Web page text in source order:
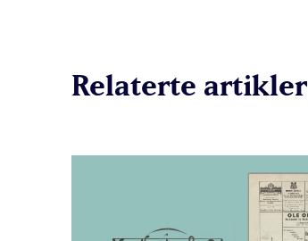
Relaterte artikler